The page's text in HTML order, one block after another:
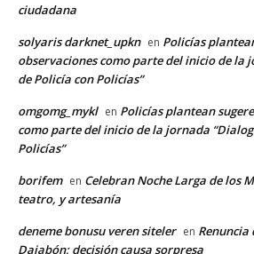
ciudadana
solyaris darknet_upkn en Policías
observaciones como parte del inicio de la
de Policía con Policías”
omgomg_mykl en Policías plantean
como parte del inicio de la jornada
Policías”
borifem en Celebran Noche Larga de los
teatro, y artesanía
deneme bonusu veren siteler en
Dajabón; decisión causa sorpresa